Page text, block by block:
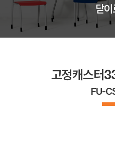
닫
고정캐스터
FU-